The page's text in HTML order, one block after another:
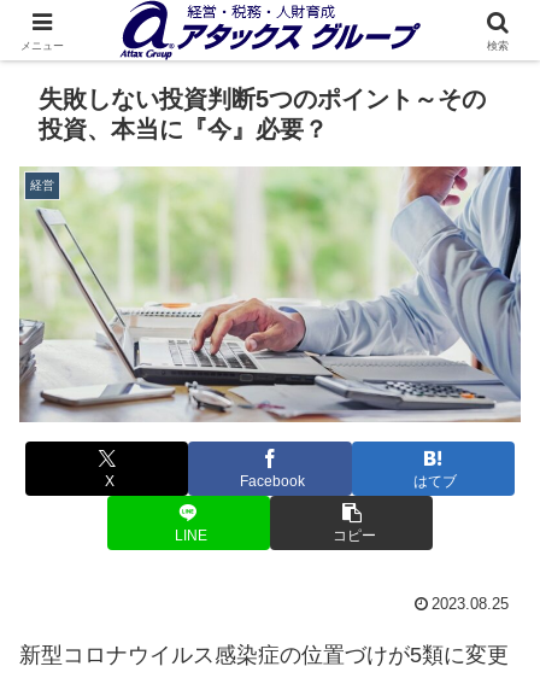
失敗しない投資判断5つのポイント～その
投資、本当に『今』必要？
経営
X Facebook はてブ
LINE コピー
2023.08.25
新型コロナウイルス感染症の位置づけが5類に変更
メニュー 検索